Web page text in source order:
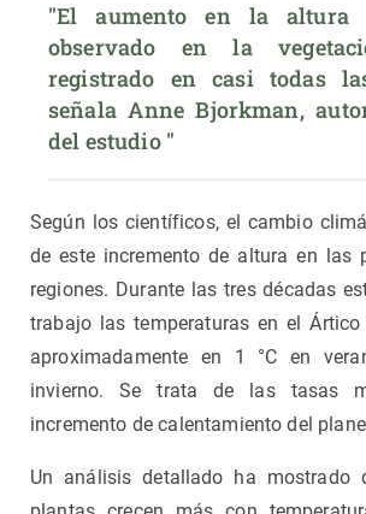
"El aumento en la altura
observado en la
registrado en casi todas
señala Anne Bjorkman,
del estudio "
Según los científicos, el cambio
de este incremento de altura en las
regiones. Durante las tres décadas
trabajo las temperaturas en el
aproximadamente en 1 °C en
invierno. Se trata de las tasas
incremento de calentamiento del
Un análisis detallado ha mostrado